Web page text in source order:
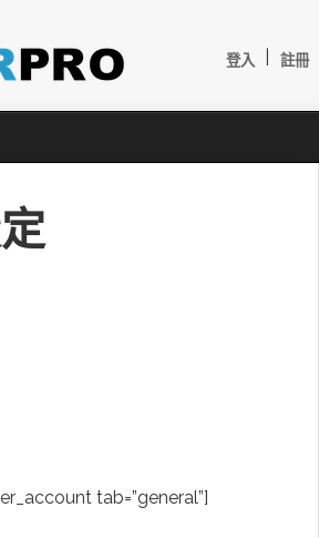
登入 註冊
tab=”general”]